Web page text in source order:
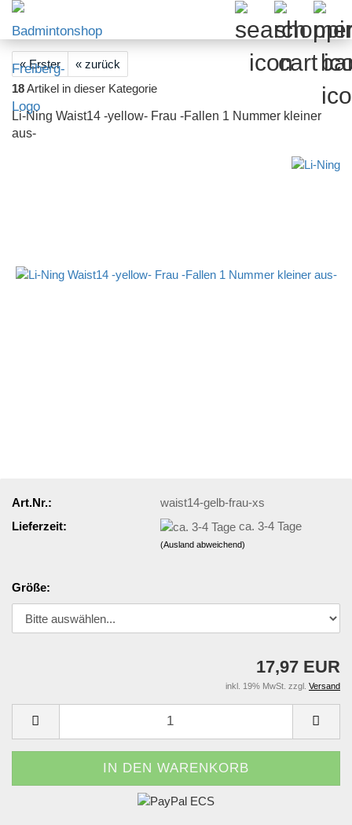
« Erster
« zurück
18Artikel in dieser Kategorie
Li-Ning Waist14 -yellow- Frau -Fallen 1 Nummer kleiner
aus-
Art.Nr.:
waist14-gelb-frau-xs
Lieferzeit:
ca. 3-4 Tage
(Ausland abweichend)
Größe:
17,97 EUR
inkl. 19% MwSt. zzgl. Versand